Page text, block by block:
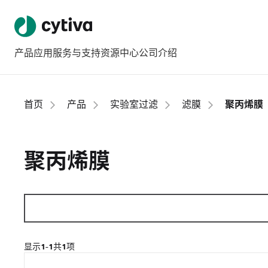
产品应用 服务与支持资源中心公司介绍
首页 产品 实验室过滤 滤膜 聚丙烯膜
聚丙烯膜
显示1-1 共1 项